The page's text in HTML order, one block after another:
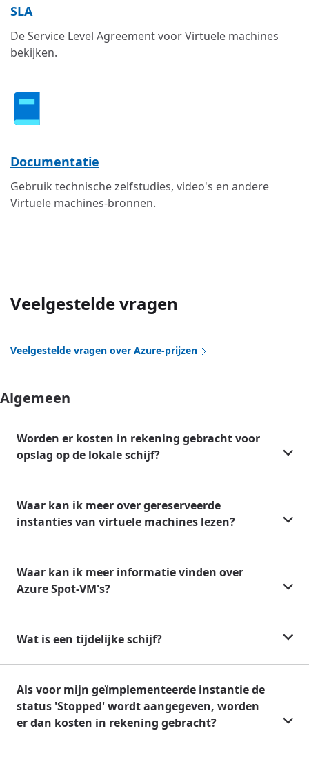
SLA
De Service Level Agreement voor Virtuele machines
bekijken.
Documentatie
Gebruik technische zelfstudies, video's en andere
Virtuele machines-bronnen.
Veelgestelde vragen
Veelgestelde vragen over Azure-prijzen
Algemeen
Worden er kosten in rekening gebracht voor
opslag op de lokale schijf?
Waar kan ik meer over gereserveerde
instanties van virtuele machines lezen?
Waar kan ik meer informatie vinden over
Azure Spot-VM's?
Wat is een tijdelijke schijf?
Als voor mijn geïmplementeerde instantie de
status 'Stopped' wordt aangegeven, worden
er dan kosten in rekening gebracht?